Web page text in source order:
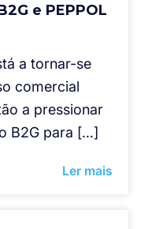
e PEPPOL
a tornar-se
comercial
a pressionar
B2G para […]
Ler mais